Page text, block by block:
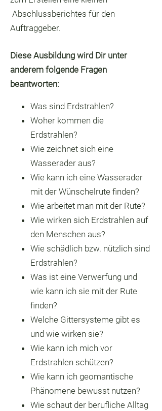
Abschlussberichtes für den
Auftraggeber.
Diese Ausbildung wird Dir unter
anderem folgende Fragen
beantworten:
Was sind Erdstrahlen?
Woher kommen die
Erdstrahlen?
Wie zeichnet sich eine
Wasserader aus?
Wie kann ich eine Wasserader
mit der Wünschelrute finden?
Wie arbeitet man mit der Rute?
Wie wirken sich Erdstrahlen auf
den Menschen aus?
Wie schädlich bzw. nützlich sind
Erdstrahlen?
Was ist eine Verwerfung und
wie kann ich sie mit der Rute
finden?
Welche Gittersysteme gibt es
und wie wirken sie?
Wie kann ich mich vor
Erdstrahlen schützen?
Wie kann ich geomantische
Phänomene bewusst nutzen?
Wie schaut der berufliche Alltag